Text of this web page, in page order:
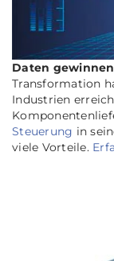
Daten
Transformation
Industrien
Steuerung in
viele Vorteile.